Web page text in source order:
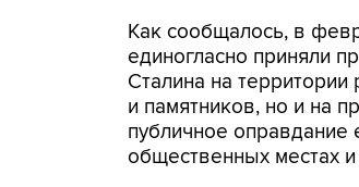
Как сообщалось, в
единогласно приняли
Сталина на территории
и памятников, но и на
публичное оправдание
общественных местах